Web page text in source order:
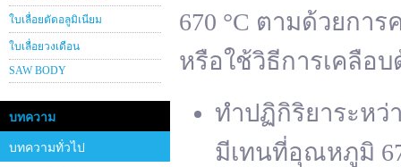
ใบเลื่อยตัดอลูมิเนียม
ใบเลื่อยวงเดือน
SAW BODY
บทความ
บทความทั่วไป
670 °C ตามด้วยกา
หรือใช้วิธีการเคลือบ
ทำปฏิกิริยาระหว่
มีเทนที่อุณหภูมิ